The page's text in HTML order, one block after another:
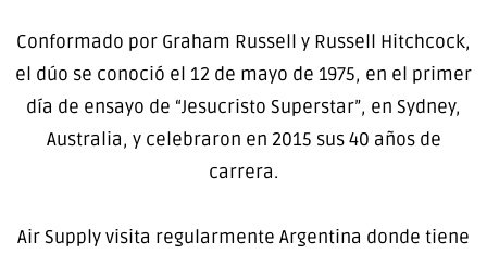
Conformado por Graham Russell y Russell Hitchcock,
el dúo se conoció el 12 de mayo de 1975, en el primer
día de ensayo de “Jesucristo Superstar”, en Sydney,
Australia, y celebraron en 2015 sus 40 años de
carrera.
Air Supply visita regularmente Argentina donde tiene